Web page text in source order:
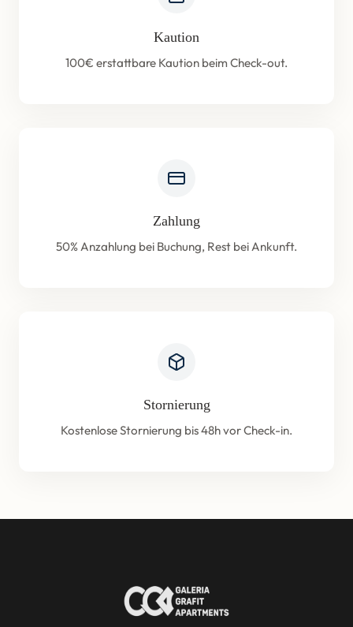
Kaution
100€ erstattbare Kaution beim Check-out.
Zahlung
50% Anzahlung bei Buchung, Rest bei Ankunft.
Stornierung
Kostenlose Stornierung bis 48h vor Check-in.